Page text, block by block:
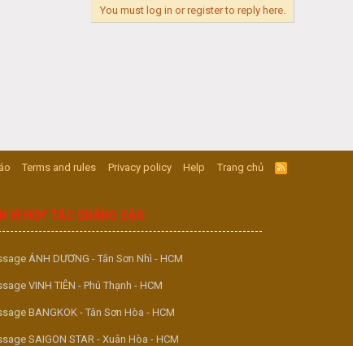
You must log in or register to reply here.
Terms and rules Privacy policy Help Trang chủ
R
S
VỊ HỢP TÁC QUẢNG CÁO
ÁNH DƯƠNG - Tân Sơn Nhì - HCM
VINH TIÊN - Phú Thạnh - HCM
BANGKOK - Tân Sơn Hòa - HCM
SAIGON STAR - Xuân Hòa - HCM